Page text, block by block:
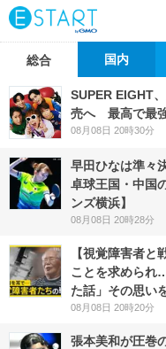
総合 国内
SUPER EIGHT
売へ 最高で最
08月08日 20時30分
早田ひなは準々
卓球王国・中国
ンズ横浜】
08月08日 20時28分
【視覚障害者
ことを求めら
た話」その思い
08月08日 20時20分
張本美和が圧巻